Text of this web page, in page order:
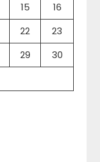
15
16
22
23
29
30